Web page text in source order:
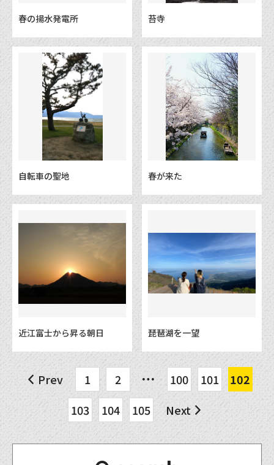
春の揚水発電所 苔寺
自転車の聖地 春が来た
近江富士から昇る朝日 琵琶湖を一望
Prev 1 2 100 101
102
103
104 105 Next